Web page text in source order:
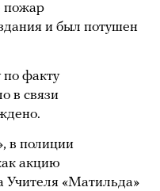
пожар
и был потушен
факту
в связи
в полиции
акцию
Учителя «Матильда»